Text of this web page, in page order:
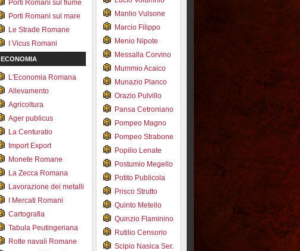
Porti Romani sul fiume
Porti Romani sul mare
Le Strade Romane
I Vicus Romani
ECONOMIA
L'Economia Romana
Allevamento
Agricoltura
Ager publicus
La Centuratio
Import Export
Monete Romane
La Zecca Romana
Lavorazione dei metalli
I Mercati Romani
Cartografia
Tabula Peutingeriana
Rotte navali Romane
Manlio Vulsone
Marcio Filippo
Menio Nipote
Messalla Corvino
Mummio Acaico
Munazio Planco
Orazio Pulvillo
Pansa Cetroniano
Pompeo Magno
Pompeo Strabone
Popilio Lenate
Postumio Megello
Potito Publicola
Prisco Strutto
Quinto Metello
Quinzio Flaminino
Rutilio Censorio
Scipio Nasica Ser.